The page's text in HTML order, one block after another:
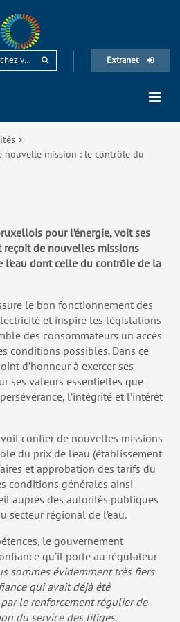
Extranet
>
nouvelle mission : le contrôle du
pour l’énergie, voit ses
reçoit de nouvelles missions
l’eau dont celle du contrôle de la
le bon fonctionnement des
et inspire les législations
des consommateurs un accès
conditions possibles. Dans ce
d’honneur à exercer ses
ses valeurs essentielles que
l’intégrité et l’intérêt
voit confier de nouvelles missions
du prix de l’eau (établissement
et approbation des tarifs du
conditions générales ainsi
auprès des autorités publiques
secteur régional de l’eau.
le gouvernement
qu’il porte au régulateur
sommes évidemment très fiers
qui avait déjà été
le renforcement régulier de
du service des litiges,